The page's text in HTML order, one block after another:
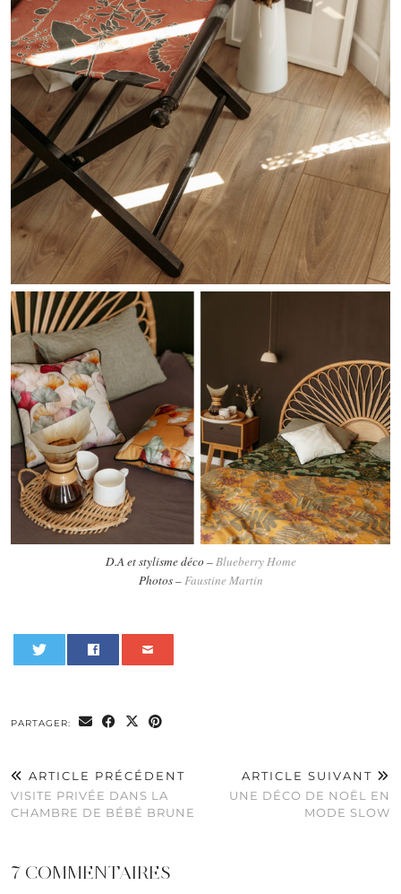
D.A et stylisme déco –Blueberry Home
Photos –Faustine Martin
PARTAGER:
ARTICLE PRÉCÉDENT
VISITE PRIVÉE DANS LA
CHAMBRE DE BÉBÉ BRUNE
ARTICLE SUIVANT
UNE DÉCO DE NOËL EN
MODE SLOW
7 COMMENTAIRES